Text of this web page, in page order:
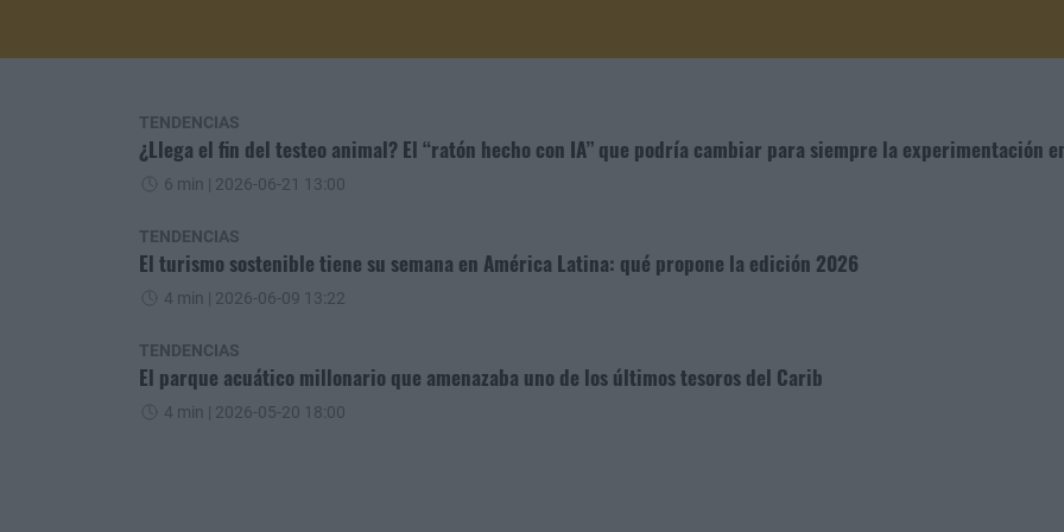
TENDENCIAS
¿Llega el fin del testeo animal? El “ratón hecho con IA” que podría cambiar para siempre la experimentación
6 min | 2026-06-21 13:00
TENDENCIAS
El turismo sostenible tiene su semana en América Latina: qué propone la edición 2026
4 min | 2026-06-09 13:22
TENDENCIAS
El parque acuático millonario que amenazaba uno de los últimos tesoros del Carib
4 min | 2026-05-20 18:00